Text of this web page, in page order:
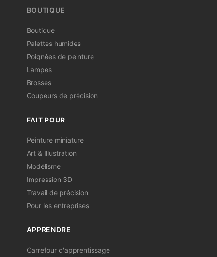
BOUTIQUE
Boutique
Palettes humides
Poignées de peinture
Lampes
Brosses
Coupeurs de précision
FAIT POUR
Peinture miniature
Art & Illustration
Modélisme
Impression 3D
Travail de précision
Pour les entreprises
APPRENDRE
Carrefour d'apprentissage